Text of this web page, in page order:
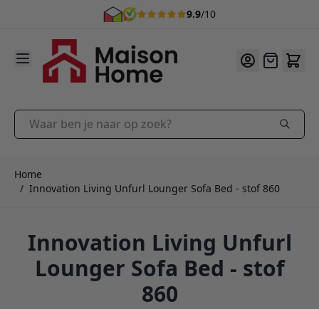
9.9/10
Ga naar de inhoud
Offerte
Waar ben je naar op zoek?
Home
/ Innovation Living Unfurl Lounger Sofa Bed - stof 860
Innovation Living Unfurl
Lounger Sofa Bed - stof
860